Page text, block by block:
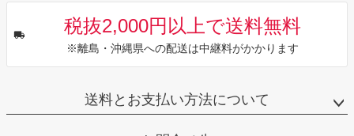
税抜2,000円以上で送料無料
※離島・沖縄県への配送は中継料がかかります
送料とお支払い方法について